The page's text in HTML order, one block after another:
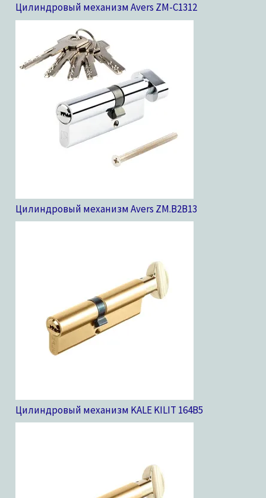
Цилиндровый механизм Avers ZM-C1312
Цилиндровый механизм Avers ZM.B2B13
Цилиндровый механизм KALE KILIT 164B5